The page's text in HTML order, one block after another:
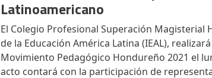
Latinoamericano
El Colegio Profesional Superación Magisterial
de la Educación América Latina (IEAL),
Movimiento Pedagógico Hondureño 2021 el
acto contará con la participación de